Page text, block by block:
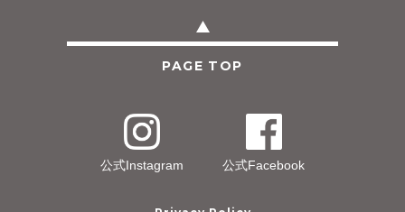
PAGE TOP
公式Instagram 公式Facebook